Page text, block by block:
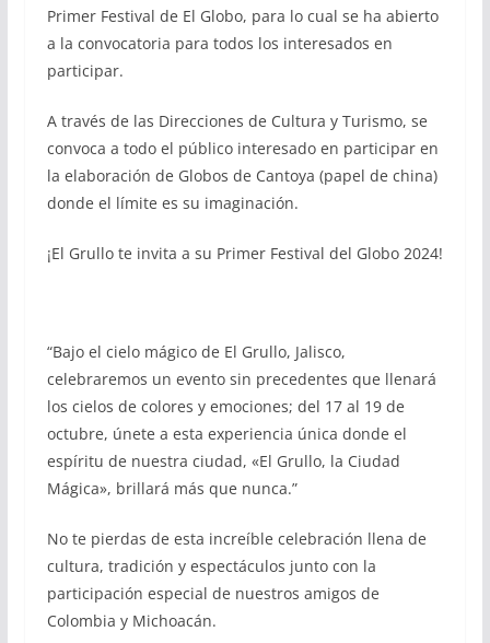
Primer Festival de El Globo, para lo cual se ha abierto
a la convocatoria para todos los interesados en
participar.
A través de las Direcciones de Cultura y Turismo, se
convoca a todo el público interesado en participar en
la elaboración de Globos de Cantoya (papel de china)
donde el límite es su imaginación.
¡El Grullo te invita a su Primer Festival del Globo 2024!
“Bajo el cielo mágico de El Grullo, Jalisco,
celebraremos un evento sin precedentes que llenará
los cielos de colores y emociones; del 17 al 19 de
octubre, únete a esta experiencia única donde el
espíritu de nuestra ciudad, «El Grullo, la Ciudad
Mágica», brillará más que nunca.”
No te pierdas de esta increíble celebración llena de
cultura, tradición y espectáculos junto con la
participación especial de nuestros amigos de
Colombia y Michoacán.